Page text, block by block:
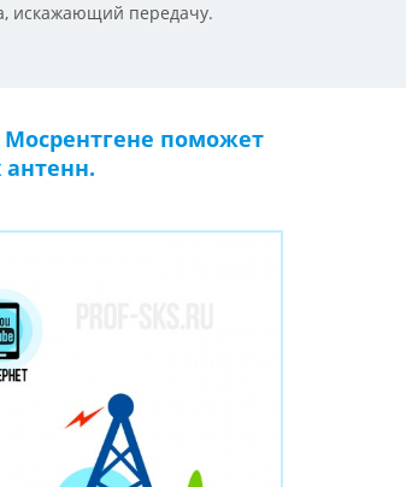
искажающий передачу.
поможет